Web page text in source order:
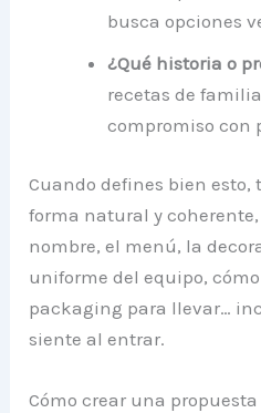
busca opciones
¿Qué historia o
recetas de
compromiso con
Cuando defines bien esto,
forma natural y
nombre, el menú, la
uniforme del equipo,
packaging para llevar…
siente al entrar.
Cómo crear una